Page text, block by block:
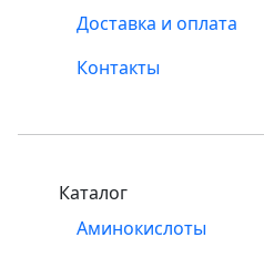
Доставка и оплата
Контакты
Каталог
Аминокислоты